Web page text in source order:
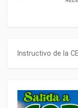
Instructivo de la